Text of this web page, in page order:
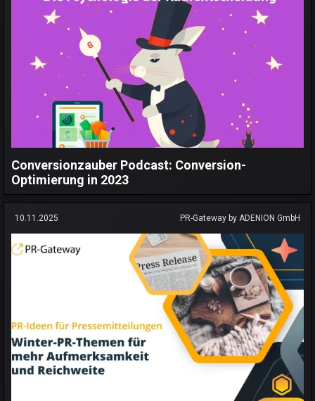
Conversionzauber Podcast: Conversion-
Optimierung in 2023
10.11.2025 PR-Gateway by ADENION GmbH